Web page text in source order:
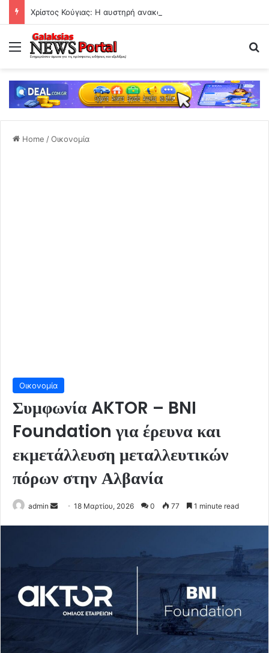
Menu
Home /Οικονομία
Οικονομία
Συμφωνία AKTOR – BNI
Foundation για έρευνα και
εκμετάλλευση μεταλλευτικών
πόρων στην Αλβανία
admin
Send18 Μαρτίου, 2026 0 77 1 minute read